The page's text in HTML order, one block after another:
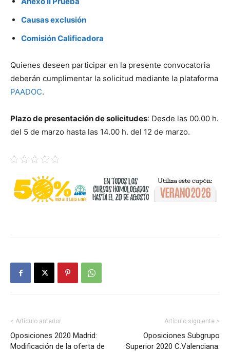
Causas exclusión
Comisión Calificadora
Quienes deseen participar en la presente convocatoria
deberán cumplimentar la solicitud mediante la plataforma
PAADOC.
Plazo de presentación de solicitudes: Desde las 00.00 h.
del 5 de marzo hasta las 14.00 h. del 12 de marzo.
< Artículo anterior
Oposiciones 2020 Madrid:
Modificación de la oferta de
Artículo siguiente >
Oposiciones Subgrupo
Superior 2020 C.Valenciana: